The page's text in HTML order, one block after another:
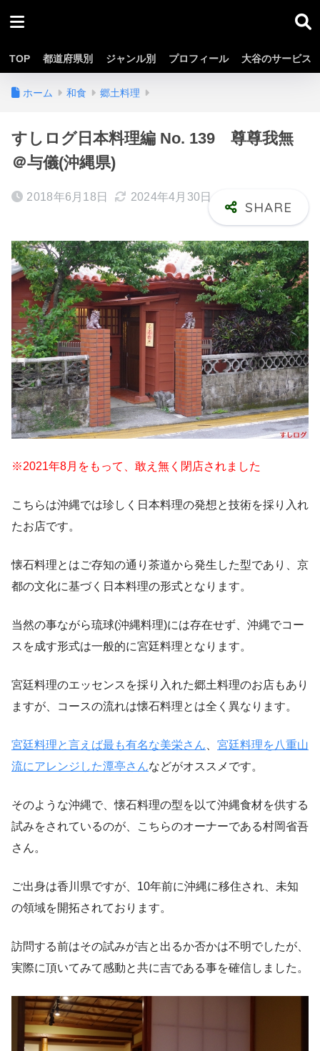
TOP 都道府県別 ジャンル別 プロフィール 大谷のサービス
ホーム 和食 郷土料理
すしログ日本料理編 No. 139 尊尊我無
＠与儀(沖縄県)
2018年6月18日 2024年4月30日
※2021年8月をもって、敢え無く閉店されました
こちらは沖縄では珍しく日本料理の発想と技術を採り入れ
たお店です。
懐石料理とはご存知の通り茶道から発生した型であり、京
都の文化に基づく日本料理の形式となります。
当然の事ながら琉球(沖縄料理)には存在せず、沖縄でコー
スを成す形式は一般的に宮廷料理となります。
宮廷料理のエッセンスを採り入れた郷土料理のお店もあり
ますが、コースの流れは懐石料理とは全く異なります。
宮廷料理と言えば最も有名な美栄さん
宮廷料理を八重山
流にアレンジした潭亭さんなどがオススメです。
そのような沖縄で、懐石料理の型を以て沖縄食材を供する
試みをされているのが、こちらのオーナーである村岡省吾
さん。
ご出身は香川県ですが、10年前に沖縄に移住され、未知
の領域を開拓されております。
訪問する前はその試みが吉と出るか否かは不明でしたが、
実際に頂いてみて感動と共に吉である事を確信しました。